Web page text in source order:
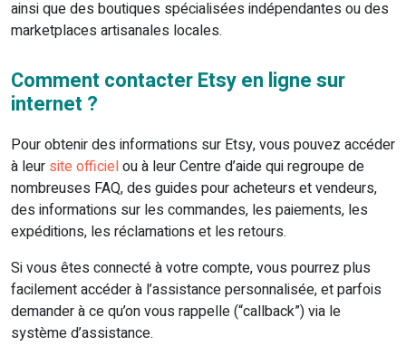
ainsi que des boutiques spécialisées indépendantes ou des
marketplaces artisanales locales.
Comment contacter Etsy en ligne sur
internet ?
Pour obtenir des informations sur Etsy, vous pouvez accéder
à leur site officielou à leur Centre d’aide qui regroupe de
nombreuses FAQ, des guides pour acheteurs et vendeurs,
des informations sur les commandes, les paiements, les
expéditions, les réclamations et les retours.
Si vous êtes connecté à votre compte, vous pourrez plus
facilement accéder à l’assistance personnalisée, et parfois
demander à ce qu’on vous rappelle (“callback”) via le
système d’assistance.